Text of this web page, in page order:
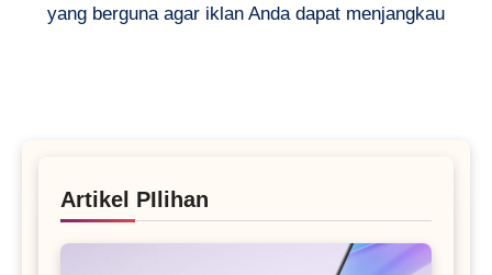
yang berguna agar iklan Anda dapat menjangkau
Artikel PIlihan